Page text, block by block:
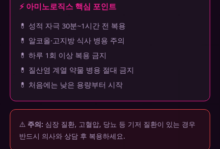
⚡ 아미노로직스 핵심 포인트
💊 성적 자극 30분~1시간 전 복용
💊 알코올·고지방 식사 병용 주의
💊 하루 1회 이상 복용 금지
💊 질산염 계열 약물 병용 절대 금지
💊 처음에는 낮은 용량부터 시작
⚠️ 주의: 심장 질환, 고혈압, 당뇨 등 기저 질환이 있는 경우
반드시 의사와 상담 후 복용하세요.